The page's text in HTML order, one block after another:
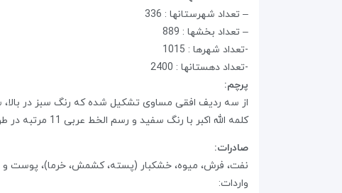
– تعداد شهرستانها : 336
– تعداد بخشها : 889
-تعداد شهرها : 1015
-تعداد دهستانها : 2400
پرچم‌:
از سه‌ ردیف افقی مساوی‌ تشکیل شده که‌ رنگ‌ سبز در بالا،
کلمه الله اکبر با رنگ‌ سفید و رسم‌ الخط عربی‌ 11 مرتبه در طول لبه پایین ردیف سبز و 11 مرتبه‌در طول لبه بالای ردیف قرمز تکرار گردیده است‌.
صادرات:
نفت، فرش، میوه، خشکبار (پسته، کشمش، خرما)، پوست‌ و
واردات: